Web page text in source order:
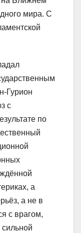
мира. С
Гурион
с
по
а
а не в
с врагом,